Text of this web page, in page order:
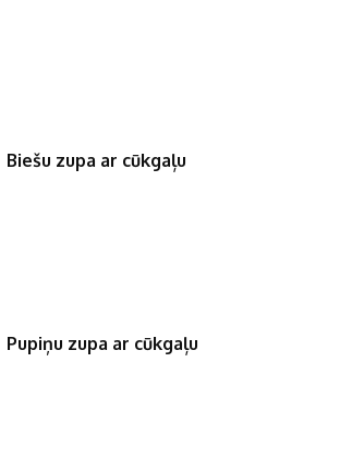
Biešu zupa ar cūkgaļu
Pupiņu zupa ar cūkgaļu